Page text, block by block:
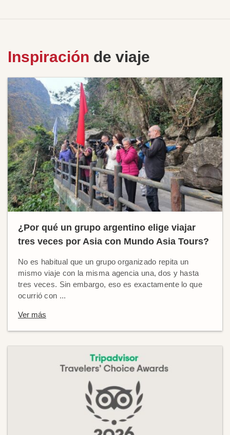
Inspiración de viaje
¿Por qué un grupo argentino elige viajar
tres veces por Asia con Mundo Asia Tours?
No es habitual que un grupo organizado repita un
mismo viaje con la misma agencia una, dos y hasta
tres veces. Sin embargo, eso es exactamente lo que
ocurrió con ...
Ver más